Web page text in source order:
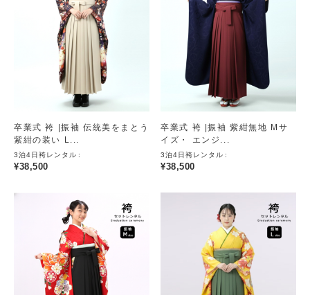
卒業式 袴 |振袖 伝統美をまとう
紫紺の装い L...
3泊4日袴レンタル
¥38,500
卒業式 袴 |振袖 紫紺無地 Mサ
イズ・ エンジ...
3泊4日袴レンタル
¥38,500